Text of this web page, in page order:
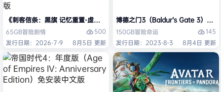
《刺客信条：黑旗 记忆重置-虚拟机版/Assassin’s Creed Black Flag
65GB冒险剧情
500
发行日期：2026-7-9
8月5日 更新
博德之门3（Baldur’s Gate 3）免安
150GB冒险命运
145
发行日期：2023-8-3
8月4日 更新